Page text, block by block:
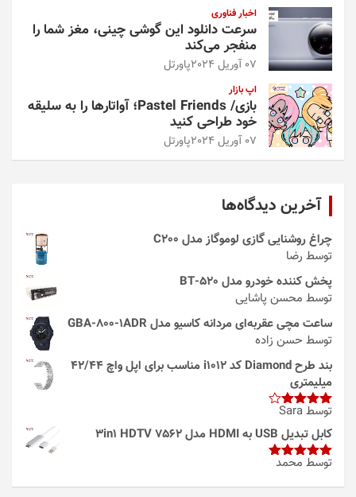
اخبار فناوری
سرعت دانلود این گوشی چینی، مغز شما را
منفجر می‌کند
07 آوریل 2024 پاورتل
اپ بازار
بازی/ Pastel Friends؛ آواتارها را به سلیقه
خود طراحی کنید
07 آوریل 2024 پاورتل
آخرین دیدگاه‌ها
چراغ روشنایی گازی لوموگاز مدل C200
توسط رضا
پخش کننده خودرو مدل 520-BT
توسط محسن پاشایی
ساعت مچی عقربه‌ای مردانه کاسیو مدل GBA-800-1ADR
توسط حسن زاده
بند طرح Diamond کد i1012 مناسب برای اپل واچ 42/44
میلیمتری
امتیاز4
از 5
توسط Sara
کابل تبدیل USB به HDMI مدل 3in1 HDTV 7562
امتیاز5از
توسط محمد